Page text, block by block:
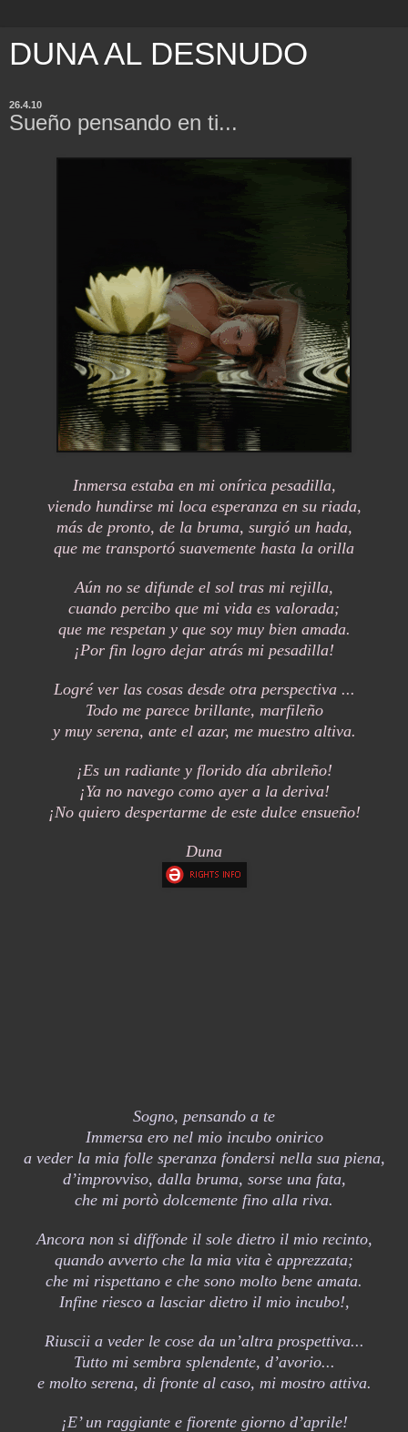
DUNA AL DESNUDO
26.4.10
Sueño pensando en ti...
Inmersa estaba en mi onírica pesadilla,
viendo hundirse mi loca esperanza en su riada,
más de pronto, de la bruma, surgió un hada,
que me transportó suavemente hasta la orilla
Aún no se difunde el sol tras mi rejilla,
cuando percibo que mi vida es valorada;
que me respetan y que soy muy bien amada.
¡Por fin logro dejar atrás mi pesadilla!
Logré ver las cosas desde otra perspectiva ...
Todo me parece brillante, marfileño
y muy serena, ante el azar, me muestro altiva.
¡Es un radiante y florido día abrileño!
¡Ya no navego como ayer a la deriva!
¡No quiero despertarme de este dulce ensueño!
Duna
Sogno, pensando a te
Immersa ero nel mio incubo onirico
a veder la mia folle speranza fondersi nella sua piena,
d’improvviso, dalla bruma, sorse una fata,
che mi portò dolcemente fino alla riva.
Ancora non si diffonde il sole dietro il mio recinto,
quando avverto che la mia vita è apprezzata;
che mi rispettano e che sono molto bene amata.
Infine riesco a lasciar dietro il mio incubo!,
Riuscii a veder le cose da un’altra prospettiva...
Tutto mi sembra splendente, d’avorio...
e molto serena, di fronte al caso, mi mostro attiva.
¡E’ un raggiante e fiorente giorno d’aprile!